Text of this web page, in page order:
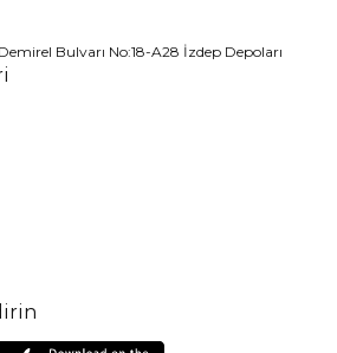
Bulvarı No:18-A28 İzdep Depoları